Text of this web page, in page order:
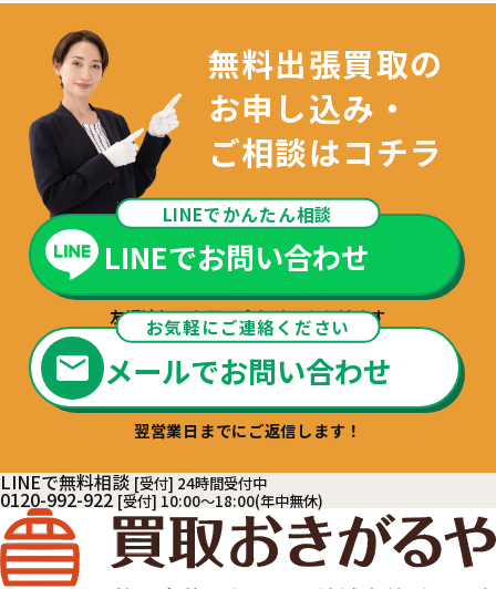
無料出張買取の
お申し込み・
ご相談はコチラ
LINEでかんたん相談
LINEでお問い合わせ
友達追加でお問い合わせいただけます
お気軽にご連絡ください
メールでお問い合わせ
翌営業日までにご返信します！
LINEで無料相談 [受付] 24時間受付中
0120-992-922 [受付] 10:00～18:00(年中無休)